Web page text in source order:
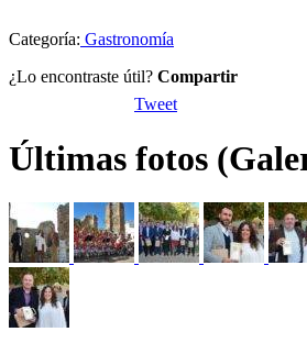
Categoría: Gastronomía
¿Lo encontraste útil? Compartir
Tweet
Últimas fotos